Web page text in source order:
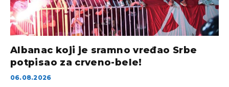
Albanac koji je sramno vređao Srbe
potpisao za crveno-bele!
06.08.2026